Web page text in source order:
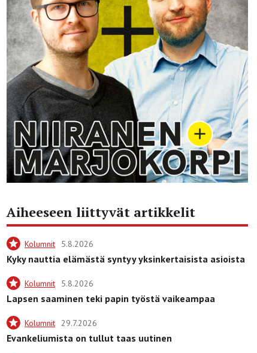
Aiheeseen liittyvät artikkelit
Kolumnit 5.8.2026
Kyky nauttia elämästä syntyy yksinkertaisista asioista
Kolumnit 5.8.2026
Lapsen saaminen teki papin työstä vaikeampaa
Kolumnit 29.7.2026
Evankeliumista on tullut taas uutinen